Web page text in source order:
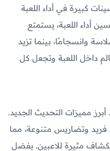
ببجي 3.2 تحسينات كبيرة في أداء اللعبة
أداء اللعبة، يستمتع
وانسجامًا، بينما تزيد
داخل اللعبة وتجعل كل
مميزات التحديث الجديد.
فريد وتضاريس متنوعة، مما
مثيرة للاعبين. بفضل